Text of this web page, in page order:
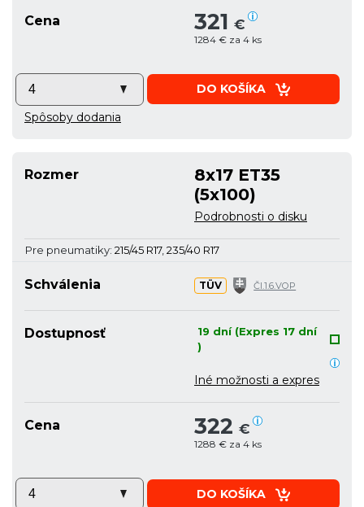
Cena 321 €
1284 € za 4 ks
DO KOŠÍKA
Spôsoby dodania
Rozmer
8x17 ET35
(5x100)
Podrobnosti o disku
Schválenia TÜV Čl.1.6.VOP
Dostupnosť
19 dní (Expres 17 dní
)
Iné možnosti a expres
Cena 322 €
1288 € za 4 ks
DO KOŠÍKA
Pre pneumatiky: 215/45 R17, 235/40 R17